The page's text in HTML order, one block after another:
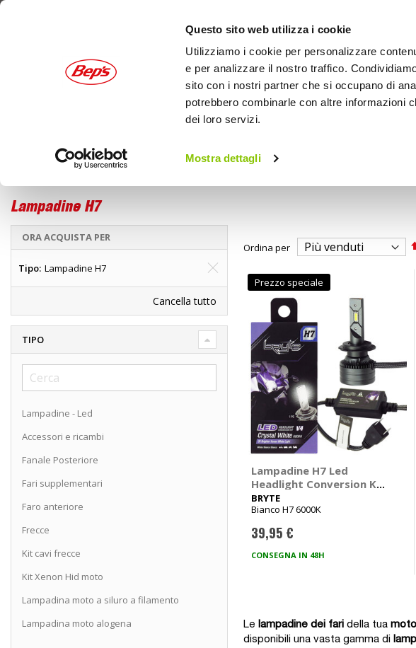
Questo sito web utilizza i cookie
Utilizziamo i cookie per personalizzare
e per analizzare il nostro traffico.
sito con i nostri partner che si occupano di
potrebbero combinarle con altre informazioni
dei loro servizi.
Mostra dettagli
Lampadine H7
Ordina per
Prezzo speciale
Lampadine H7 Led
Headlight Conversion Kit
V4 - BRYTE
BRYTE
Bianco H7 6000K
39,95 €
CONSEGNA IN 48H
Le lampadine dei faridella tua moto
disponibili una vasta gamma di
ORA ACQUISTA PER
Tipo Lampadine H7
Cancella tutto
TIPO
Lampadine - Led
Accessori e ricambi
Fanale Posteriore
Fari supplementari
Faro anteriore
Frecce
Kit cavi frecce
Kit Xenon Hid moto
Lampadina moto a siluro a filamento
Lampadina moto alogena